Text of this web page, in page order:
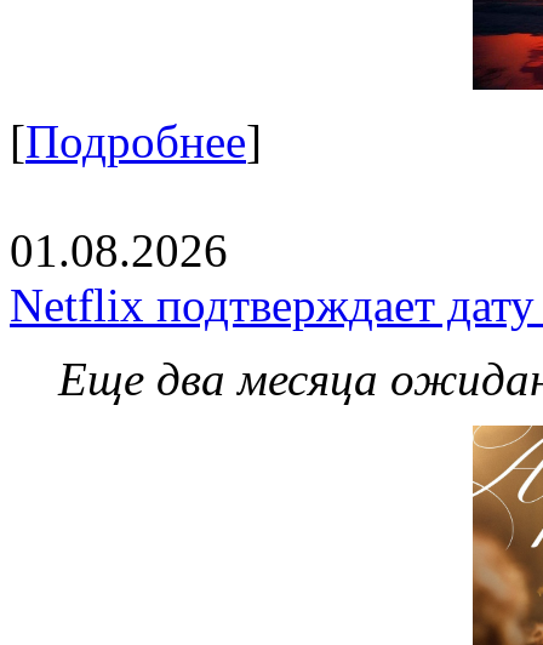
[Подробнее]
01.08.2026
Netflix подтверждает
Еще два месяца